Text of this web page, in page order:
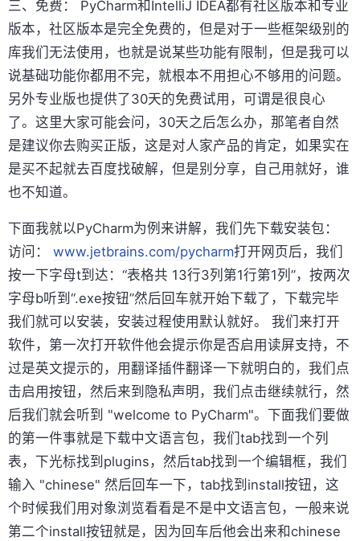
三、免费： PyCharm和IntelliJ IDEA都有社区版本和专业
版本，社区版本是完全免费的，但是对于一些框架级别的
库我们无法使用，也就是说某些功能有限制，但是我可以
说基础功能你都用不完，就根本不用担心不够用的问题。
另外专业版也提供了30天的免费试用，可谓是很良心
了。这里大家可能会问，30天之后怎么办，那笔者自然
是建议你去购买正版，这是对人家产品的肯定，如果实在
是买不起就去百度找破解，但是别分享，自己用就好，谁
也不知道。
下面我就以PyCharm为例来讲解，我们先下载安装包：
访问： www.jetbrains.com/pycharm打开网页后，我们
按一下字母t到达：“表格共 13行3列第1行第1列”，按两次
字母b听到“.exe按钮”然后回车就开始下载了，下载完毕
我们就可以安装，安装过程使用默认就好。 我们来打开
软件，第一次打开软件他会提示你是否启用读屏支持，不
过是英文提示的，用翻译插件翻译一下就明白的，我们点
击启用按钮，然后来到隐私声明，我们点击继续就行，然
后我们就会听到 "welcome to PyCharm"。下面我们要做
的第一件事就是下载中文语言包，我们tab找到一个列
表，下光标找到plugins，然后tab找到一个编辑框，我们
输入 "chinese" 然后回车一下，tab找到install按钮，这
个时候我们用对象浏览看看是不是中文语言包，一般来说
第二个install按钮就是，因为回车后他会出来和chinese